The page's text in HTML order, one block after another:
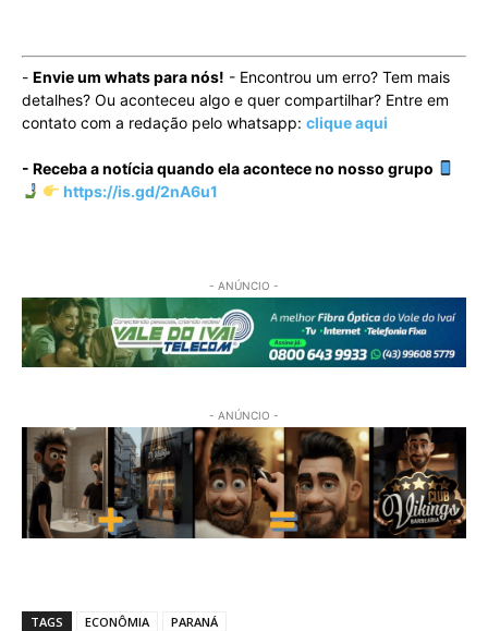
- Envie um whats para nós! - Encontrou um erro? Tem mais
detalhes? Ou aconteceu algo e quer compartilhar? Entre em
contato com a redação pelo whatsapp: clique aqui
- Receba a notícia quando ela acontece no nosso grupo
https://is.gd/2nA6u1
- ANÚNCIO -
- ANÚNCIO -
TAGS ECONÔMIA PARANÁ